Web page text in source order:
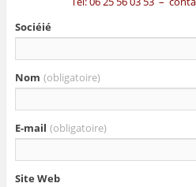
Sociéié
Nom (obligatoire)
E-mail (obligatoire)
Site Web